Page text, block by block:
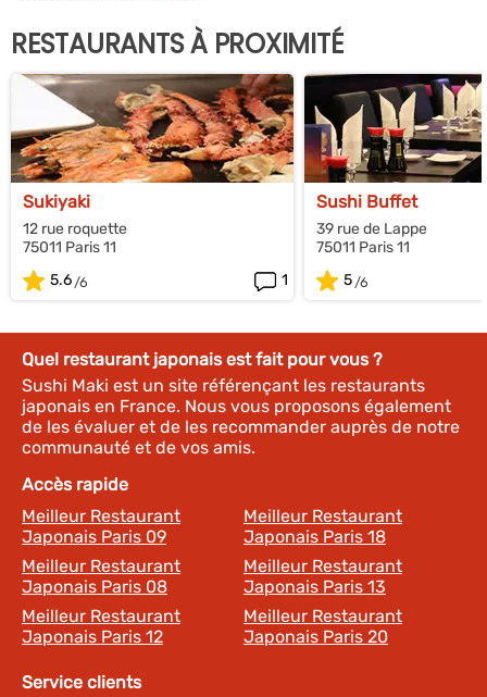
RESTAURANTS À PROXIMITÉ
Sukiyaki
12 rue roquette
75011 Paris 11
5.6
1
Sushi Buffet
39 rue de Lappe
75011 Paris 11
5
Quel restaurant japonais est fait pour vous ?
Sushi Maki est un site référençant les restaurants
japonais en France. Nous vous proposons également
de les évaluer et de les recommander auprès de notre
communauté et de vos amis.
Accès rapide
Meilleur Restaurant
Japonais Paris 09
Meilleur Restaurant
Japonais Paris 18
Meilleur Restaurant
Japonais Paris 08
Meilleur Restaurant
Japonais Paris 13
Meilleur Restaurant
Japonais Paris 12
Meilleur Restaurant
Japonais Paris 20
Service clients